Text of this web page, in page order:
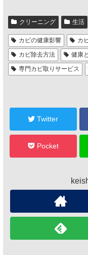
クリーニング 生活
カビの健康影響 カ
カビ除去方法
健康
専門カビ取りサービス
Twitter
Pocket